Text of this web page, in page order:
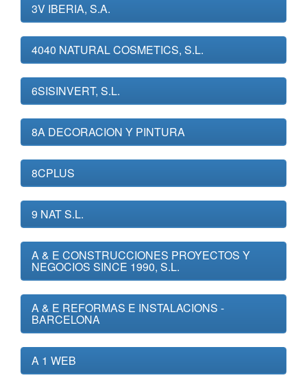
3V IBERIA, S.A.
4040 NATURAL COSMETICS, S.L.
6SISINVERT, S.L.
8A DECORACION Y PINTURA
8CPLUS
9 NAT S.L.
A & E CONSTRUCCIONES PROYECTOS Y
NEGOCIOS SINCE 1990, S.L.
A & E REFORMAS E INSTALACIONS -
BARCELONA
A 1 WEB